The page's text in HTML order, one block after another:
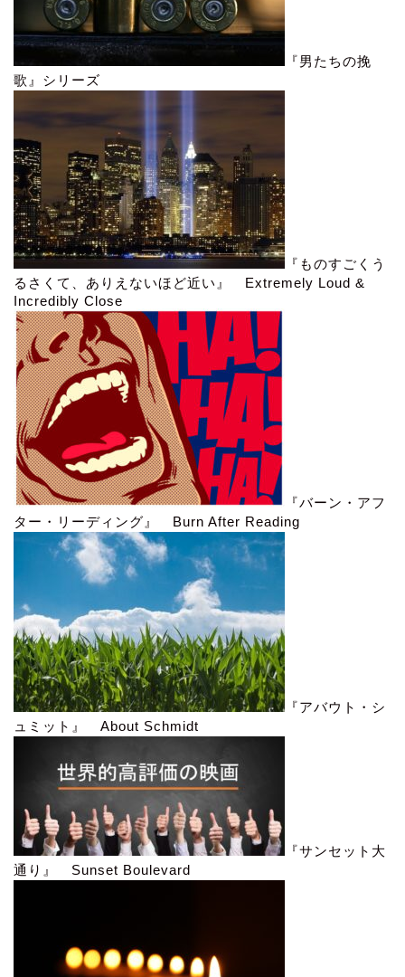
『男たちの挽
歌』シリーズ
『ものすごくう
るさくて、ありえないほど近い』 Extremely Loud &
Incredibly Close
『バーン・アフ
ター・リーディング』 Burn After Reading
『アバウト・シ
ュミット』 About Schmidt
『サンセット大
通り』 Sunset Boulevard